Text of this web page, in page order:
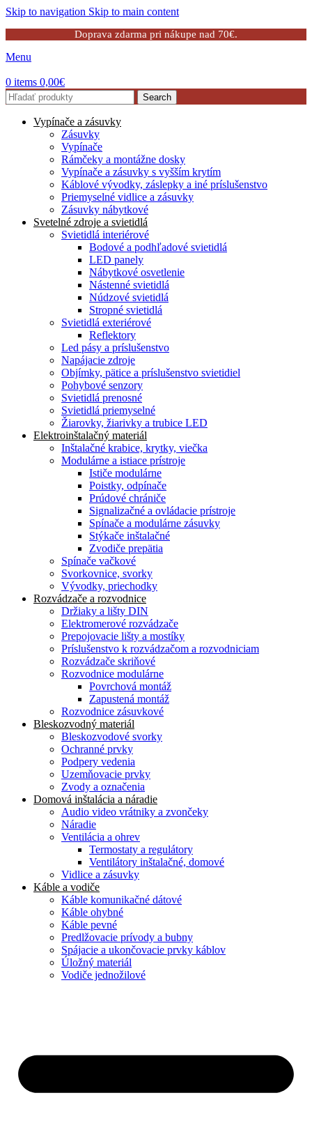
Skip to navigation Skip to main content
Doprava zdarma pri nákupe nad 70€.
Menu
0 items 0,00€
Search
Vypínače a zásuvky
Zásuvky
Vypínače
Rámčeky a montážne dosky
Vypínače a zásuvky s vyšším krytím
Káblové vývodky, záslepky a iné príslušenstvo
Priemyselné vidlice a zásuvky
Zásuvky nábytkové
Svetelné zdroje a svietidlá
Svietidlá interiérové
Bodové a podhľadové svietidlá
LED panely
Nábytkové osvetlenie
Nástenné svietidlá
Núdzové svietidlá
Stropné svietidlá
Svietidlá exteriérové
Reflektory
Led pásy a príslušenstvo
Napájacie zdroje
Objímky, pätice a príslušenstvo svietidiel
Pohybové senzory
Svietidlá prenosné
Svietidlá priemyselné
Žiarovky, žiarivky a trubice LED
Elektroinštalačný materiál
Inštalačné krabice, krytky, viečka
Modulárne a istiace prístroje
Ističe modulárne
Poistky, odpínače
Prúdové chrániče
Signalizačné a ovládacie prístroje
Spínače a modulárne zásuvky
Stýkače inštalačné
Zvodiče prepätia
Spínače vačkové
Svorkovnice, svorky
Vývodky, priechodky
Rozvádzače a rozvodnice
Držiaky a lišty DIN
Elektromerové rozvádzače
Prepojovacie lišty a mostíky
Príslušenstvo k rozvádzačom a rozvodniciam
Rozvádzače skriňové
Rozvodnice modulárne
Povrchová montáž
Zapustená montáž
Rozvodnice zásuvkové
Bleskozvodný materiál
Bleskozvodové svorky
Ochranné prvky
Podpery vedenia
Uzemňovacie prvky
Zvody a označenia
Domová inštalácia a náradie
Audio video vrátniky a zvončeky
Náradie
Ventilácia a ohrev
Termostaty a regulátory
Ventilátory inštalačné, domové
Vidlice a zásuvky
Káble a vodiče
Káble komunikačné dátové
Káble ohybné
Káble pevné
Predlžovacie prívody a bubny
Spájacie a ukončovacie prvky káblov
Úložný materiál
Vodiče jednožilové